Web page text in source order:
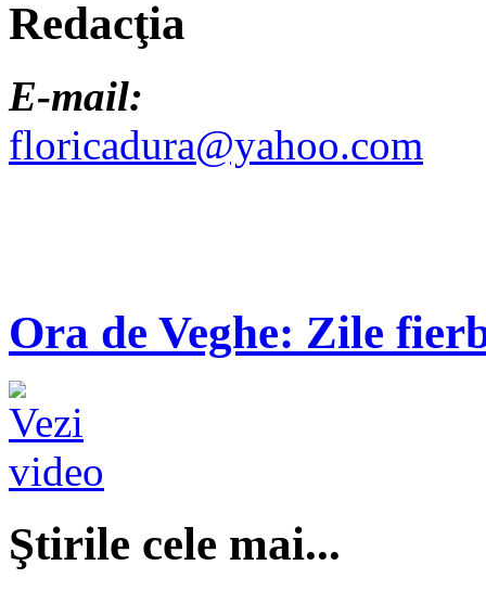
Redacţia
E-mail:
floricadura@yahoo.com
Ora de Veghe: Zile
Ştirile cele mai...